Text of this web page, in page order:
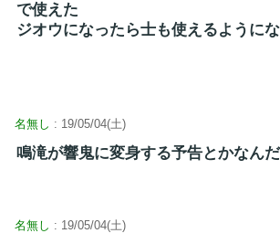
で使えた
ジオウになったら士も使えるように
名無し : 19/05/04(土)
鳴滝が響鬼に変身する予告とかなん
名無し : 19/05/04(土)